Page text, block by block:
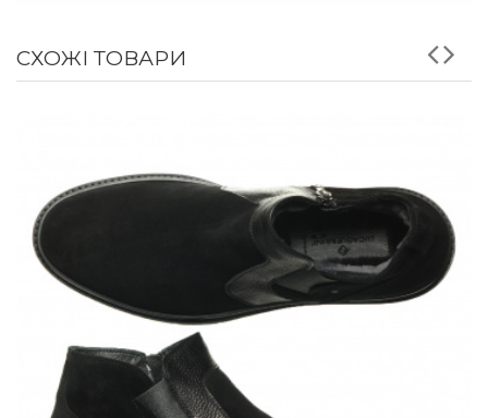
СХОЖІ ТОВАРИ